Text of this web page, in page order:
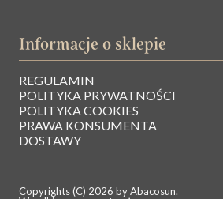
O NAS
BAZA WIEDZY
Informacje o sklepie
REGULAMIN
POLITYKA PRYWATNOŚCI
POLITYKA COOKIES
PRAWA KONSUMENTA
DOSTAWY
Copyrights (C) 2026 by Abacosun.